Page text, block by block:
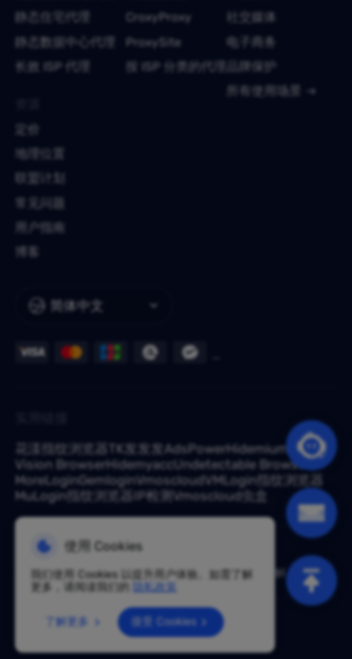
简体中文
静态住宅代理
静态数据中心代理
长效 ISP 代理
CroxyProxy
ProxySite
按 ISP 分类的代理
社交媒体
电子商务
品牌保护
定价
地理位置
用户指南
博客
花漾指纹浏览器
TK发发发 AdsPowerHidemium
Vision BrowserHidemyaccUndetectable Browser
MoreLoginGemloginVmoscloudVMLogin指纹浏览器
MuLogin指纹浏览器 IP检测 Vmoscloud 虫盒
有问题？咨询专家：support@croxy.com
根据政策，此服务在中国大陆不可用。感谢您的理解！
服务条款 隐私政策
退款政策
Proxy© 2023 版权所有
使用 Cookies
我们使用 Cookies 以提升用户体验。如需了解
更多，请阅读我们的
隐私政策
了解更多 接受 Cookies